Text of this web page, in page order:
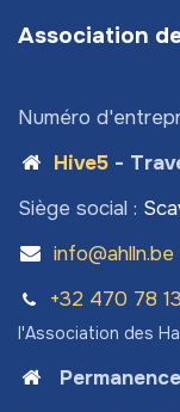
Association
Numéro
Hive5-
Siège social :
info@ahlln.be
+32 470 78​
l'Association des